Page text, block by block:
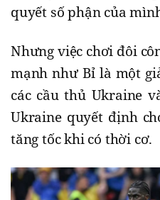
quyết số phận của
Nhưng việc chơi đôi
mạnh như Bỉ là một
các cầu thủ Ukraine
Ukraine quyết định
tăng tốc khi có thời cơ.